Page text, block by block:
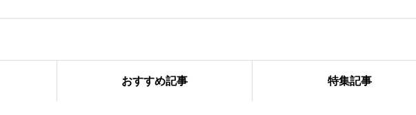
おすすめ記事 特集記事